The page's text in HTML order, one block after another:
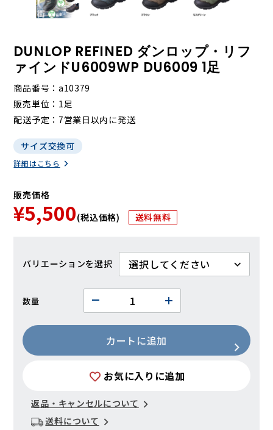
DUNLOP REFINED ダンロップ・リフ
ァインドU6009WP DU6009 1足
商品番号
a10379
販売単位
1足
配送予定
7営業日以内に発送
サイズ交換可
詳細はこちら
販売価格
¥5,500(税込価格) 送料無料
バリエーション
数量
カートに追加
お気に入りに追加
返品・キャンセルについて
送料について